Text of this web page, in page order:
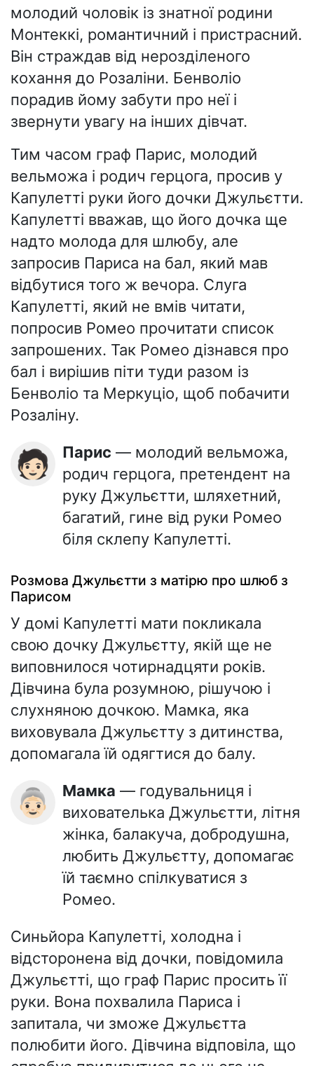
молодий чоловік із знатної родини
Монтеккі, романтичний і пристрасний.
Він страждав від нерозділеного
кохання до Розаліни. Бенволіо
порадив йому забути про неї і
звернути увагу на інших дівчат.
Тим часом граф Парис, молодий
вельможа і родич герцога, просив у
Капулетті руки його дочки Джульєтти.
Капулетті вважав, що його дочка ще
надто молода для шлюбу, але
запросив Париса на бал, який мав
відбутися того ж вечора. Слуга
Капулетті, який не вмів читати,
попросив Ромео прочитати список
запрошених. Так Ромео дізнався про
бал і вирішив піти туди разом із
Бенволіо та Меркуціо, щоб побачити
Розаліну.
🧑🏻 Парис — молодий вельможа,
родич герцога, претендент на
руку Джульєтти, шляхетний,
багатий, гине від руки Ромео
біля склепу Капулетті.
Розмова Джульєтти з матірю про шлюб з
Парисом
У домі Капулетті мати покликала
свою дочку Джульєтту, якій ще не
виповнилося чотирнадцяти років.
Дівчина була розумною, рішучою і
слухняною дочкою. Мамка, яка
виховувала Джульєтту з дитинства,
допомагала їй одягтися до балу.
👵🏻 Мамка — годувальниця і
вихователька Джульєтти, літня
жінка, балакуча, добродушна,
любить Джульєтту, допомагає
їй таємно спілкуватися з
Ромео.
Синьйора Капулетті, холодна і
відсторонена від дочки, повідомила
Джульєтті, що граф Парис просить її
руки. Вона похвалила Париса і
запитала, чи зможе Джульєтта
полюбити його. Дівчина відповіла, що